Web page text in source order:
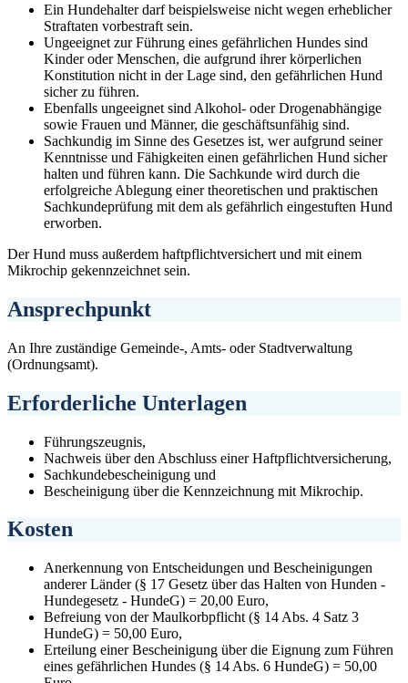
Ein Hundehalter darf beispielsweise nicht wegen erheblicher
Straftaten vorbestraft sein.
Ungeeignet zur Führung eines gefährlichen Hundes sind
Kinder oder Menschen, die aufgrund ihrer körperlichen
Konstitution nicht in der Lage sind, den gefährlichen Hund
sicher zu führen.
Ebenfalls ungeeignet sind Alkohol- oder Drogenabhängige
sowie Frauen und Männer, die geschäftsunfähig sind.
Sachkundig im Sinne des Gesetzes ist, wer aufgrund seiner
Kenntnisse und Fähigkeiten einen gefährlichen Hund sicher
halten und führen kann. Die Sachkunde wird durch die
erfolgreiche Ablegung einer theoretischen und praktischen
Sachkundeprüfung mit dem als gefährlich eingestuften Hund
erworben.
Der Hund muss außerdem haftpflichtversichert und mit einem
Mikrochip gekennzeichnet sein.
Ansprechpunkt
An Ihre zuständige Gemeinde-, Amts- oder Stadtverwaltung
(Ordnungsamt).
Erforderliche Unterlagen
Führungszeugnis,
Nachweis über den Abschluss einer Haftpflichtversicherung,
Sachkundebescheinigung und
Bescheinigung über die Kennzeichnung mit Mikrochip.
Kosten
Anerkennung von Entscheidungen und Bescheinigungen
anderer Länder (§ 17 Gesetz über das Halten von Hunden -
Hundegesetz - HundeG) = 20,00 Euro,
Befreiung von der Maulkorbpflicht (§ 14 Abs. 4 Satz 3
HundeG) = 50,00 Euro,
Erteilung einer Bescheinigung über die Eignung zum Führen
eines gefährlichen Hundes (§ 14 Abs. 6 HundeG) = 50,00